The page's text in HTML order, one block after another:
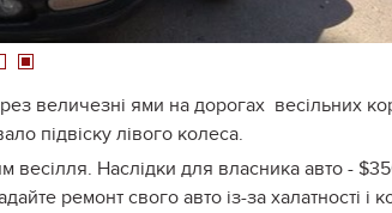
1 2
величезні ями на дорогах весільних
підвіску лівого колеса.
весілля. Наслідки для власника авто -
ремонт свого авто із-за халатності і